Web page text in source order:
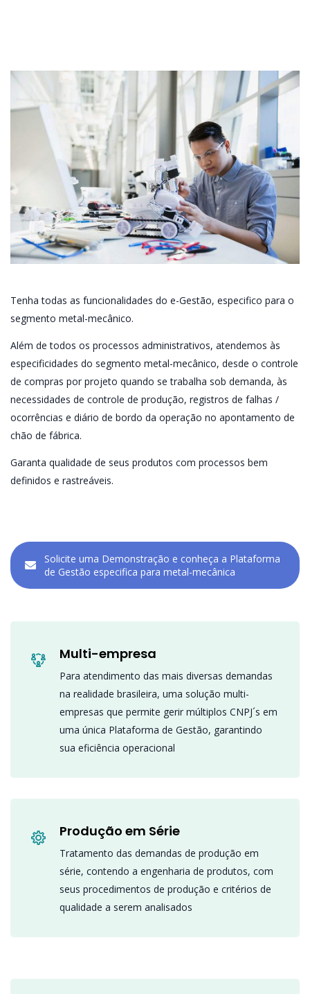
Tenha todas as funcionalidades do e-Gestão, especifico para o
segmento metal-mecânico.
Além de todos os processos administrativos, atendemos às
especificidades do segmento metal-mecânico, desde o controle
de compras por projeto quando se trabalha sob demanda, às
necessidades de controle de produção, registros de falhas /
ocorrências e diário de bordo da operação no apontamento de
chão de fábrica.
Garanta qualidade de seus produtos com processos bem
definidos e rastreáveis.
Solicite uma Demonstração e conheça a Plataforma
de Gestão especifica para metal-mecânica
Multi-empresa
Para atendimento das mais diversas demandas
na realidade brasileira, uma solução multi-
empresas que permite gerir múltiplos CNPJ´s em
uma única Plataforma de Gestão, garantindo
sua eficiência operacional
Produção em Série
Tratamento das demandas de produção em
série, contendo a engenharia de produtos, com
seus procedimentos de produção e critérios de
qualidade a serem analisados